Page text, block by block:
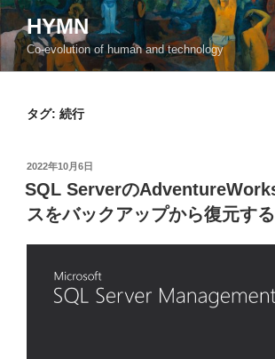
コ
ン
テ
ン
HYMN
Co-evolution of human and technology
タグ: 続行
投
稿
日:
2022年10月6日
SQL Serverの
スをバックアップから復元する